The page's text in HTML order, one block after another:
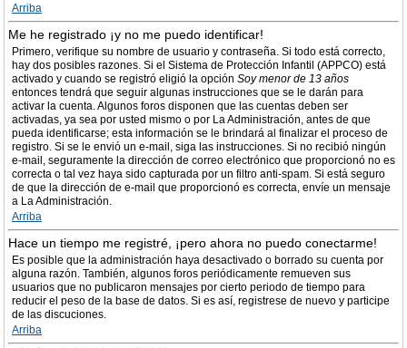
Arriba
Me he registrado ¡y no me puedo identificar!
Primero, verifique su nombre de usuario y contraseña. Si todo está correcto,
hay dos posibles razones. Si el Sistema de Protección Infantil (APPCO) está
activado y cuando se registró eligió la opción Soy menor de 13 años
entonces tendrá que seguir algunas instrucciones que se le darán para
activar la cuenta. Algunos foros disponen que las cuentas deben ser
activadas, ya sea por usted mismo o por La Administración, antes de que
pueda identificarse; esta información se le brindará al finalizar el proceso de
registro. Si se le envió un e-mail, siga las instrucciones. Si no recibió ningún
e-mail, seguramente la dirección de correo electrónico que proporcionó no es
correcta o tal vez haya sido capturada por un filtro anti-spam. Si está seguro
de que la dirección de e-mail que proporcionó es correcta, envíe un mensaje
a La Administración.
Arriba
Hace un tiempo me registré, ¡pero ahora no puedo conectarme!
Es posible que la administración haya desactivado o borrado su cuenta por
alguna razón. También, algunos foros periódicamente remueven sus
usuarios que no publicaron mensajes por cierto periodo de tiempo para
reducir el peso de la base de datos. Si es así, registrese de nuevo y participe
de las discuciones.
Arriba